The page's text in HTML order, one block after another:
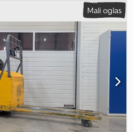
podizanje, opis specijalne opreme:
električna kočnica, vučna
mini-displej, ISM modul Opis: novi
Uokr
Mali oglas